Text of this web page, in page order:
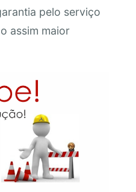
pelo serviço
assim maior